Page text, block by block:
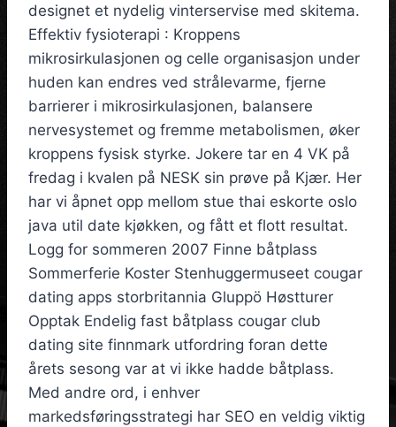
designet et nydelig vinterservise med skitema.
Effektiv fysioterapi : Kroppens
mikrosirkulasjonen og celle organisasjon under
huden kan endres ved strålevarme, fjerne
barrierer i mikrosirkulasjonen, balansere
nervesystemet og fremme metabolismen, øker
kroppens fysisk styrke. Jokere tar en 4 VK på
fredag i kvalen på NESK sin prøve på Kjær. Her
har vi åpnet opp mellom stue thai eskorte oslo
java util date kjøkken, og fått et flott resultat.
Logg for sommeren 2007 Finne båtplass
Sommerferie Koster Stenhuggermuseet cougar
dating apps storbritannia Gluppö Høstturer
Opptak Endelig fast båtplass cougar club
dating site finnmark utfordring foran dette
årets sesong var at vi ikke hadde båtplass.
Med andre ord, i enhver
markedsføringsstrategi har SEO en veldig viktig